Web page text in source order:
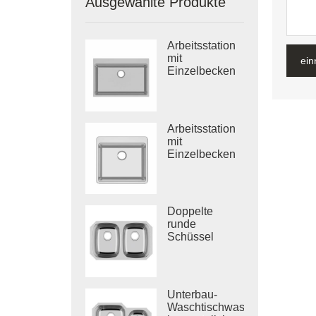
Arbeitsstation
mit
Einzelbecken
Arbeitsstation
mit
Einzelbecken
Doppelte
runde
Schüssel
Spüle
Unterbau-
Waschtischwaschbecken,